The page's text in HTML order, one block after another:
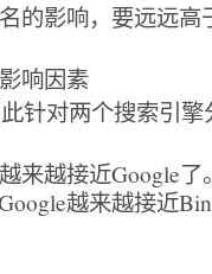
的影响，要远远高
响因素
针对两个搜索引
来越接近Google
越来越接近